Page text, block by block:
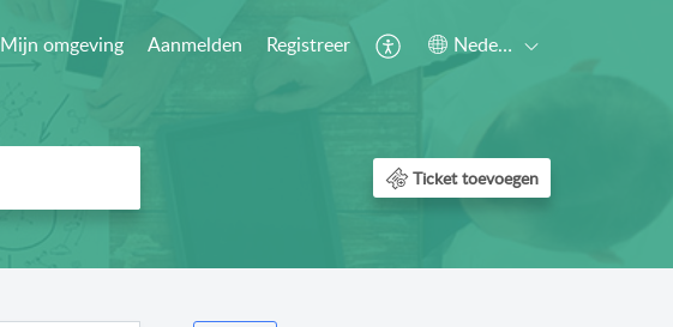
Mijn omgeving Aanmelden Registreer Nederlands
Ticket toevoegen